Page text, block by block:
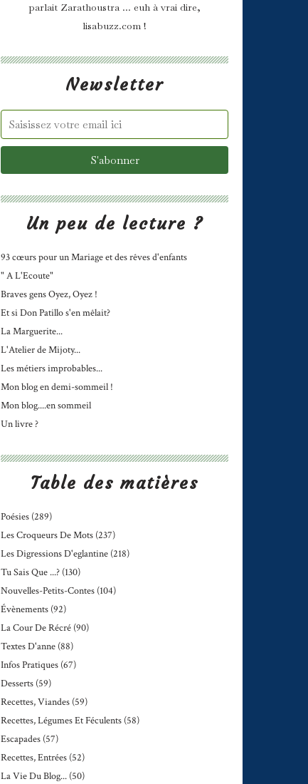
Newsletter
Table des matières
Poésies (289)
Les Croqueurs De Mots (237)
Les Digressions D'eglantine (218)
Tu Sais Que ...? (130)
Nouvelles-Petits-Contes (104)
Évènements (92)
La Cour De Récré (90)
Textes D'anne (88)
Infos Pratiques (67)
Desserts (59)
Recettes, Viandes (59)
Recettes, Légumes Et Féculents (58)
Escapades (57)
Recettes, Entrées (52)
La Vie Du Blog... (50)
Un peu de lecture ?
93 cœurs pour un Mariage et des rêves d'enfants
" A L'Ecoute"
Braves gens Oyez, Oyez !
Et si Don Patillo s'en mêlait?
La Marguerite...
L'Atelier de Mijoty...
Les métiers improbables...
Mon blog en demi-sommeil !
Mon blog....en sommeil
Un livre ?
parlait Zarathoustra ... euh à vrai dire,
lisabuzz.com !